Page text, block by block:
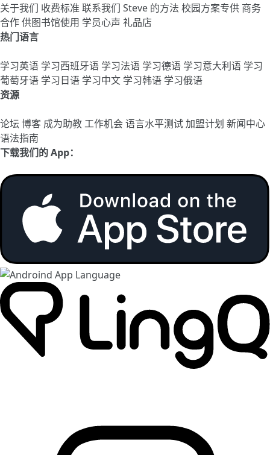
关于我们 收费标准 联系我们 Steve 的方法 校园方案专供 商务
合作供图书馆使用 学员心声 礼品店
热门语言
学习英语 学习西班牙语 学习法语 学习德语 学习意大利语 学习
葡萄牙语 学习日语 学习中文 学习韩语 学习俄语
资源
论坛 博客 成为助教工作机会语言水平测试加盟计划 新闻中心
语法指南
下载我们的 App：